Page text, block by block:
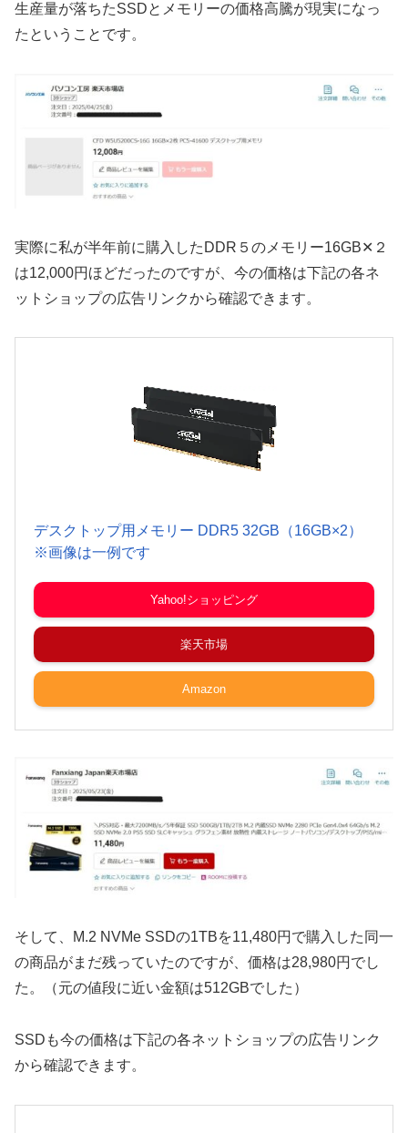
生産量が落ちたSSDとメモリーの価格高騰が現実になっ
たということです。
実際に私が半年前に購入したDDR５のメモリー16GB✕２
は12,000円ほどだったのですが、今の価格は下記の各ネ
ットショップの広告リンクから確認できます。
デスクトップ用メモリー DDR5 32GB（16GB×2）
※画像は一例です
Yahoo!ショッピング
楽天市場
Amazon
そして、M.2 NVMe SSDの1TBを11,480円で購入した同一
の商品がまだ残っていたのですが、価格は28,980円でし
た。（元の値段に近い金額は512GBでした）
SSDも今の価格は下記の各ネットショップの広告リンク
から確認できます。